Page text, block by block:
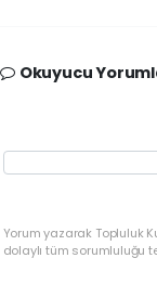
Okuyucu
Yorum yazarak Topluluk
dolaylı tüm sorumluluğu